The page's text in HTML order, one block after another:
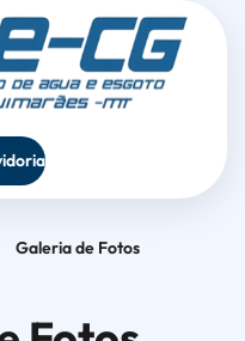
Galeria de Fotos